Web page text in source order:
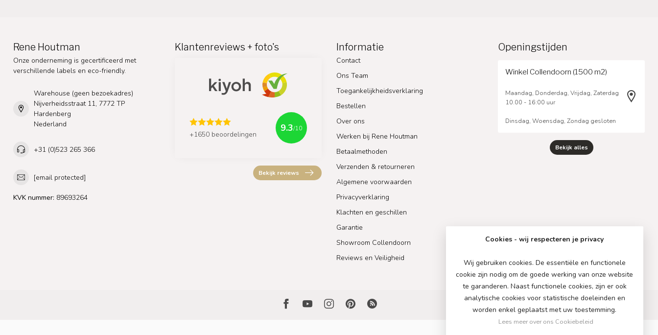
Rene Houtman
Onze onderneming is gecertificeerd met
verschillende labels en eco-friendly.
Warehouse (geen bezoekadres)
Nijverheidsstraat 11, 7772 TP
Hardenberg
Nederland
+31 (0)523 265 366
[email protected]
KVK nummer: 89693264
Klantenreviews + foto's
+1650 beoordelingen
9.3/10
Bekijk reviews
Informatie
Contact
Ons Team
Toegankelijkheidsverklaring
Bestellen
Over ons
Werken bij Rene Houtman
Betaalmethoden
Verzenden & retourneren
Algemene voorwaarden
Privacyverklaring
Klachten en geschillen
Garantie
Showroom Collendoorn
Reviews en Veiligheid
Openingstijden
Winkel Collendoorn (1500 m2)
Maandag, Donderdag, Vrijdag, Zaterdag
10.00 - 16:00 uur
Dinsdag, Woensdag, Zondag gesloten
Bekijk alles
Cookies - wij respecteren je privacy
Wij gebruiken cookies. De essentiële en functionele
cookie zijn nodig om de goede werking van onze website
te garanderen. Naast functionele cookies, zijn er ook
analytische cookies voor statistische doeleinden en
worden enkel geplaatst met uw toestemming.
Lees meer over ons Cookiebeleid